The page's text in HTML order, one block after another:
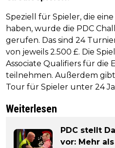
Speziell für Spieler, die
haben, wurde die PDC
gerufen. Das sind 24
von jeweils 2.500 £. Die
Associate Qualifiers für die
teilnehmen. Außerdem
Tour für Spieler unter 24
Weiterlesen
PDC stellt
vor: Mehr